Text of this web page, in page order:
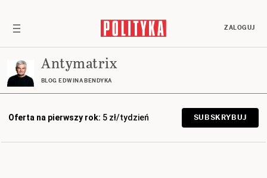
ZALOGUJ
Antymatrix
BLOG EDWINA BENDYKA
Oferta na pierwszy rok: 5 zł/tydzień SUBSKRYBUJ